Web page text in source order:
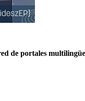
de portales